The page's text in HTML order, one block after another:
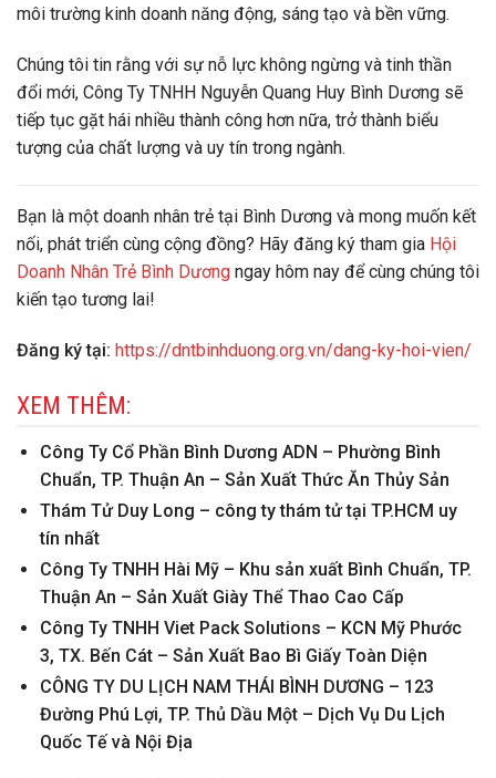
môi trường kinh doanh năng động, sáng tạo và bền vững.
Chúng tôi tin rằng với sự nỗ lực không ngừng và tinh thần
đổi mới, Công Ty TNHH Nguyễn Quang Huy Bình Dương sẽ
tiếp tục gặt hái nhiều thành công hơn nữa, trở thành biểu
tượng của chất lượng và uy tín trong ngành.
Bạn là một doanh nhân trẻ tại Bình Dương và mong muốn kết
nối, phát triển cùng cộng đồng? Hãy đăng ký tham gia Hội
Doanh Nhân Trẻ Bình Dương ngay hôm nay để cùng chúng tôi
kiến tạo tương lai!
Đăng ký tại: https://dntbinhduong.org.vn/dang-ky-hoi-vien/
XEM THÊM:
Công Ty Cổ Phần Bình Dương ADN – Phường Bình
Chuẩn, TP. Thuận An – Sản Xuất Thức Ăn Thủy Sản
Thám Tử Duy Long – công ty thám tử tại TP.HCM uy
tín nhất
Công Ty TNHH Hài Mỹ – Khu sản xuất Bình Chuẩn, TP.
Thuận An – Sản Xuất Giày Thể Thao Cao Cấp
Công Ty TNHH Viet Pack Solutions – KCN Mỹ Phước
3, TX. Bến Cát – Sản Xuất Bao Bì Giấy Toàn Diện
CÔNG TY DU LỊCH NAM THÁI BÌNH DƯƠNG – 123
Đường Phú Lợi, TP. Thủ Dầu Một – Dịch Vụ Du Lịch
Quốc Tế và Nội Địa